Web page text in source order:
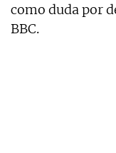
como duda por
BBC.